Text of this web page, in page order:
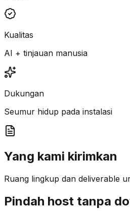
Kualitas
AI + tinjauan manusia
Dukungan
Seumur hidup pada instalasi
Yang kami kirimkan
Ruang lingkup dan deliverable
Pindah host tanpa